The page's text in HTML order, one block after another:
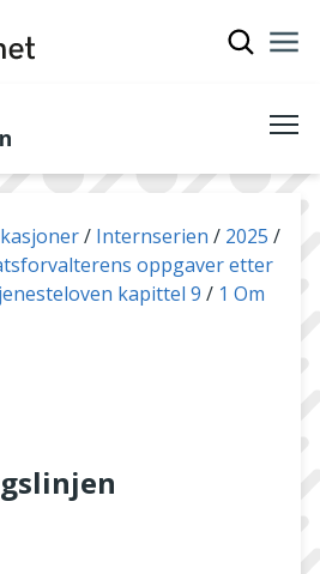
Internserien
2025
oppgaver etter
kapittel 9
1 Om